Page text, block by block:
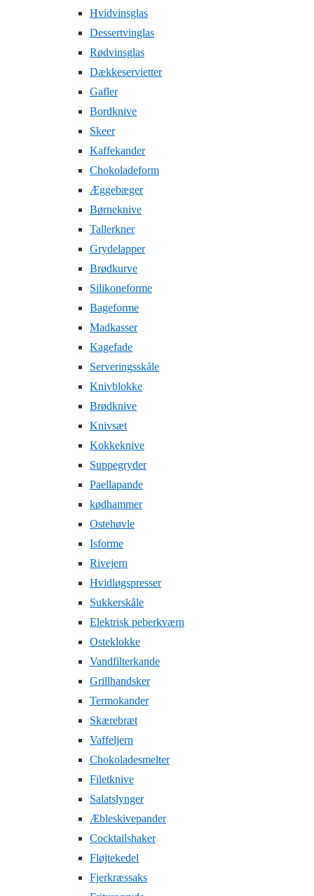
Hvidvinsglas
Dessertvinglas
Rødvinsglas
Dækkeservietter
Gafler
Bordknive
Skeer
Kaffekander
Chokoladeform
Æggebæger
Børneknive
Tallerkner
Grydelapper
Brødkurve
Silikoneforme
Bageforme
Madkasser
Kagefade
Serveringsskåle
Knivblokke
Brødknive
Knivsæt
Kokkeknive
Suppegryder
Paellapande
kødhammer
Ostehøvle
Isforme
Rivejern
Hvidløgspresser
Sukkerskåle
Elektrisk peberkværn
Osteklokke
Vandfilterkande
Grillhandsker
Termokander
Skærebræt
Vaffeljern
Chokoladesmelter
Filetknive
Salatslynger
Æbleskivepander
Cocktailshaker
Fløjtekedel
Fjerkræssaks